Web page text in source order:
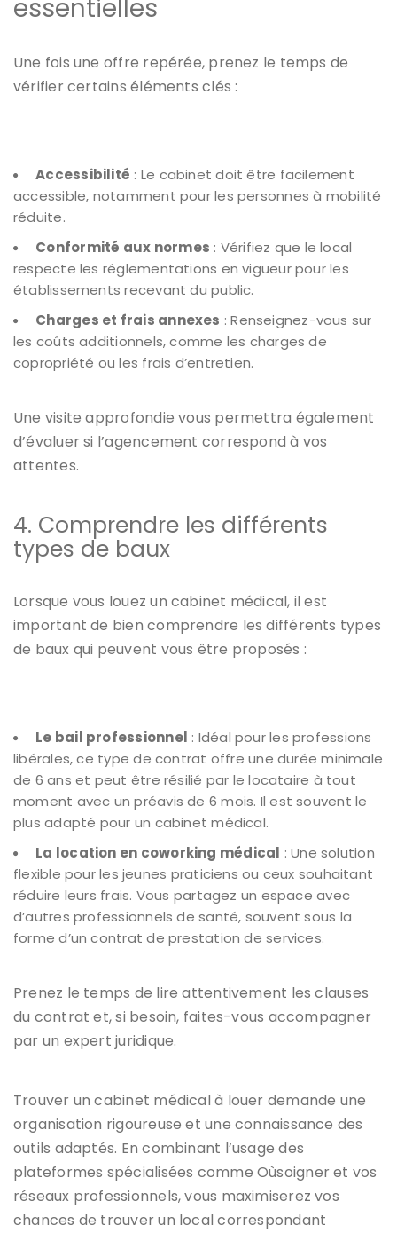
essentielles
Une fois une offre repérée, prenez le temps de
vérifier certains éléments clés :
Accessibilité : Le cabinet doit être facilement
accessible, notamment pour les personnes à mobilité
réduite.
Conformité aux normes : Vérifiez que le local
respecte les réglementations en vigueur pour les
établissements recevant du public.
Charges et frais annexes : Renseignez-vous sur
les coûts additionnels, comme les charges de
copropriété ou les frais d’entretien.
Une visite approfondie vous permettra également
d’évaluer si l’agencement correspond à vos
attentes.
4. Comprendre les différents
types de baux
Lorsque vous louez un cabinet médical, il est
important de bien comprendre les différents types
de baux qui peuvent vous être proposés :
Le bail professionnel : Idéal pour les professions
libérales, ce type de contrat offre une durée minimale
de 6 ans et peut être résilié par le locataire à tout
moment avec un préavis de 6 mois. Il est souvent le
plus adapté pour un cabinet médical.
La location en coworking médical : Une solution
flexible pour les jeunes praticiens ou ceux souhaitant
réduire leurs frais. Vous partagez un espace avec
d’autres professionnels de santé, souvent sous la
forme d’un contrat de prestation de services.
Prenez le temps de lire attentivement les clauses
du contrat et, si besoin, faites-vous accompagner
par un expert juridique.
Trouver un cabinet médical à louer demande une
organisation rigoureuse et une connaissance des
outils adaptés. En combinant l’usage des
plateformes spécialisées comme Oùsoigner et vos
réseaux professionnels, vous maximiserez vos
chances de trouver un local correspondant